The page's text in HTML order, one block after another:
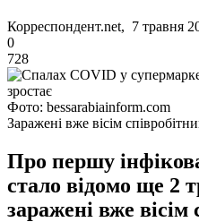
Корреспондент.net, 7 травня
0
728
Фото: bessarabiainform.com
Заражені вже вісім
Про першу
стало відомо ще 2
заражені вже вісім